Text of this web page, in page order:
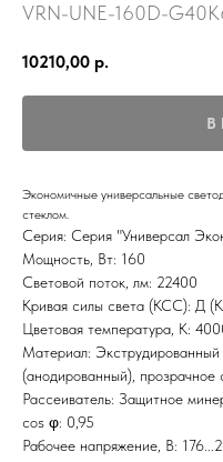
VRN-UNE-160D-
10210,00 р.
В
Экономичные универсальные
стеклом.
Серия: Серия "Универсал
Мощность, Вт: 160
Световой поток, лм: 22400
Кривая силы света (КСС): Д
Цветовая температура, K:
Материал:
(анодированный), прозрачное
Рассеиватель: Защитное
сos φ: 0,95
Рабочее напряжение, В: